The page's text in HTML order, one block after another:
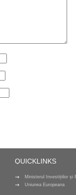
QUICKLINKS
Ministerul Investițiilor și
Uniunea Europeana